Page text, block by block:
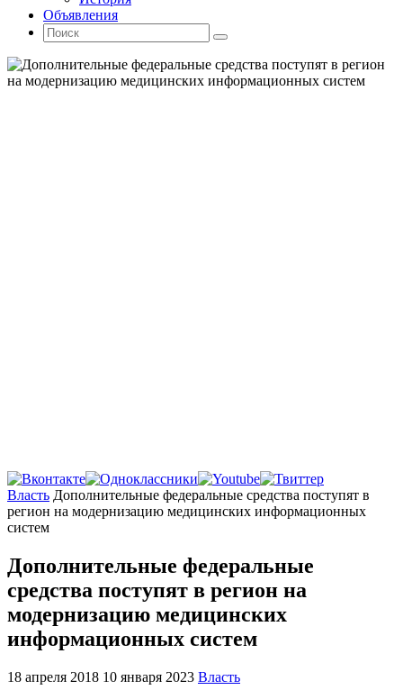
Объявления
Поиск
Искать:
Поиск
Главная
Власть Дополнительные федеральные средства поступят в
регион на модернизацию медицинских информационных
систем
Дополнительные федеральные
средства поступят в регион на
модернизацию медицинских
информационных систем
18 апреля 2018 10 января 2023 Власть